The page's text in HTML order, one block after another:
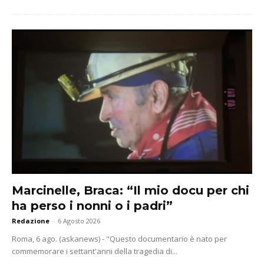
Marcinelle, Braca: “Il mio docu per chi
ha perso i nonni o i padri”
Redazione - 6 Agosto 2026
Roma, 6 ago. (askanews) - "Questo documentario è nato per
commemorare i settant'anni della tragedia di...